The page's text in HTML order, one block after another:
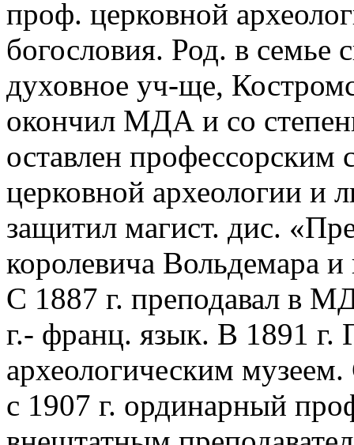
проф. церковной
богословия. Род. в семье
духовное уч-ще,
окончил МДА и со
оставлен профессорским
церковной археологии и
защитил магист. дис.
королевича Вольдемара
С 1887 г. преподавал в
г.- франц. язык. В 1891 г.
археологическим
с 1907 г. ординарный